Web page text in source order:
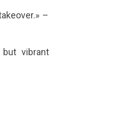
–
vibrant